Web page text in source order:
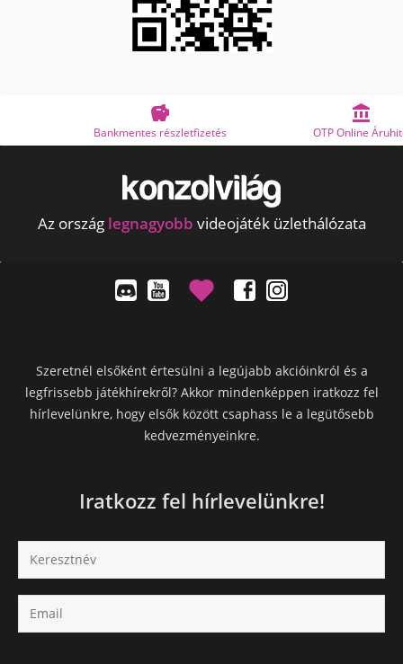
Bankmentes részletfizetés OTP Online Áruhitel
Az ország legnagyobb videojáték üzlethálózata
Szeretnél elsőként értesülni a legújabb akcióinkról és a
legfrissebb játékhírekről? Akkor mindenképpen iratkozz fel
hírlevelünkre, hogy elsők között csaphass le a legütősebb
kedvezményeinkre.
Iratkozz fel hírlevelünkre!